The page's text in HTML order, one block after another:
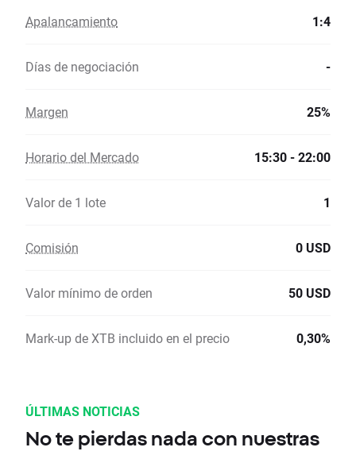
Apalancamiento 1:4
Días de negociación -
Margen 25%
Horario del Mercado 15:30 - 22:00
Valor de 1 lote 1
Comisión 0 USD
Valor mínimo de orden 50 USD
Mark-up de XTB incluido en el precio 0,30%
ÚLTIMAS NOTICIAS
No te pierdas nada con nuestras